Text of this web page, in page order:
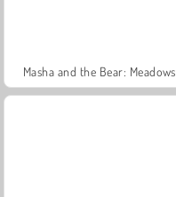
Masha and the Bear: Meadows